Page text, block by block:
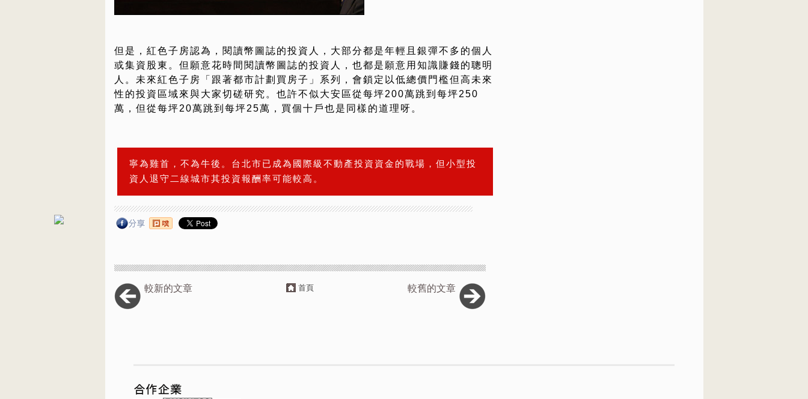
但是，紅色子房認為，閱讀幣圖誌的投資人，大部分都是年輕且銀彈不多的個人
或集資股東。但願意花時間閱讀幣圖誌的投資人，也都是願意用知識賺錢的聰明
人。未來紅色子房「跟著都市計劃買房子」系列，會鎖定以低總價門檻但高未來
性的投資區域來與大家切磋研究。也許不似大安區從每坪200萬跳到每坪250
萬，但從每坪20萬跳到每坪25萬，買個十戶也是同樣的道理呀。
寧為雞首，不為牛後。台北市已成為國際級不動產投資資金的戰場，但小型投
資人退守二線城市其投資報酬率可能較高。
較新的文章 較舊的文章
首頁